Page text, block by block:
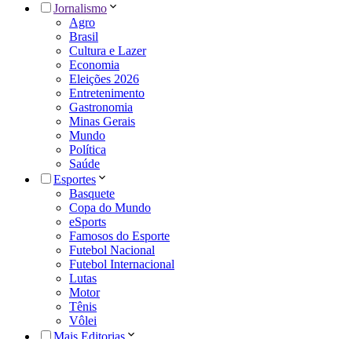
Jornalismo
Agro
Brasil
Cultura e Lazer
Economia
Eleições 2026
Entretenimento
Gastronomia
Minas Gerais
Mundo
Política
Saúde
Esportes
Basquete
Copa do Mundo
eSports
Famosos do Esporte
Futebol Nacional
Futebol Internacional
Lutas
Motor
Tênis
Vôlei
Mais Editorias